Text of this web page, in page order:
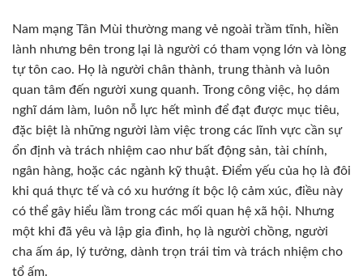
Nam mạng Tân Mùi thường mang vẻ ngoài trầm tĩnh, hiền
lành nhưng bên trong lại là người có tham vọng lớn và lòng
tự tôn cao. Họ là người chân thành, trung thành và luôn
quan tâm đến người xung quanh. Trong công việc, họ dám
nghĩ dám làm, luôn nỗ lực hết mình để đạt được mục tiêu,
đặc biệt là những người làm việc trong các lĩnh vực cần sự
ổn định và trách nhiệm cao như bất động sản, tài chính,
ngân hàng, hoặc các ngành kỹ thuật. Điểm yếu của họ là đôi
khi quá thực tế và có xu hướng ít bộc lộ cảm xúc, điều này
có thể gây hiểu lầm trong các mối quan hệ xã hội. Nhưng
một khi đã yêu và lập gia đình, họ là người chồng, người
cha ấm áp, lý tưởng, dành trọn trái tim và trách nhiệm cho
tổ ấm.